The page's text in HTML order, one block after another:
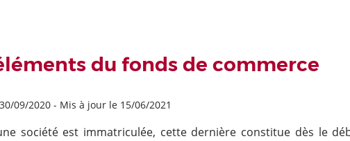
du fonds de commerce
09/2020- Mis à jour le 15/06/2021
société est immatriculée, cette dernière constitue dès le